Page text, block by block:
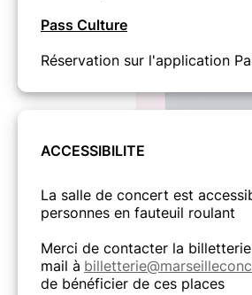
Pass Culture
Réservation sur l'application
ACCESSIBILITE
La salle de concert est
personnes en fauteuil roulant
Merci de contacter la
mail à
de bénéficier de ces places